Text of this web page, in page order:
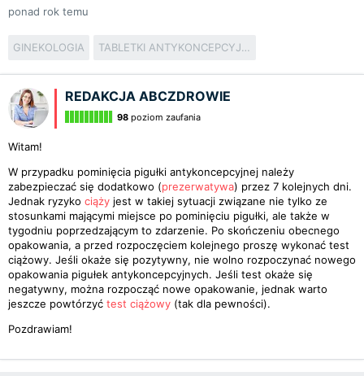
ponad rok temu
GINEKOLOGIA TABLETKI ANTYKONCEPCYJNE
REDAKCJA ABCZDROWIE
98 poziom zaufania
Witam!
W przypadku pominięcia pigułki antykoncepcyjnej należy
zabezpieczać się dodatkowo (prezerwatywa) przez 7 kolejnych dni.
Jednak ryzyko ciąży jest w takiej sytuacji związane nie tylko ze
stosunkami mającymi miejsce po pominięciu pigułki, ale także w
tygodniu poprzedzającym to zdarzenie. Po skończeniu obecnego
opakowania, a przed rozpoczęciem kolejnego proszę wykonać test
ciążowy. Jeśli okaże się pozytywny, nie wolno rozpoczynać nowego
opakowania pigułek antykoncepcyjnych. Jeśli test okaże się
negatywny, można rozpocząć nowe opakowanie, jednak warto
jeszcze powtórzyć test ciążowy (tak dla pewności).
Pozdrawiam!